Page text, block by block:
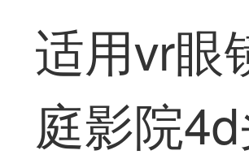
适用vr眼
庭影院